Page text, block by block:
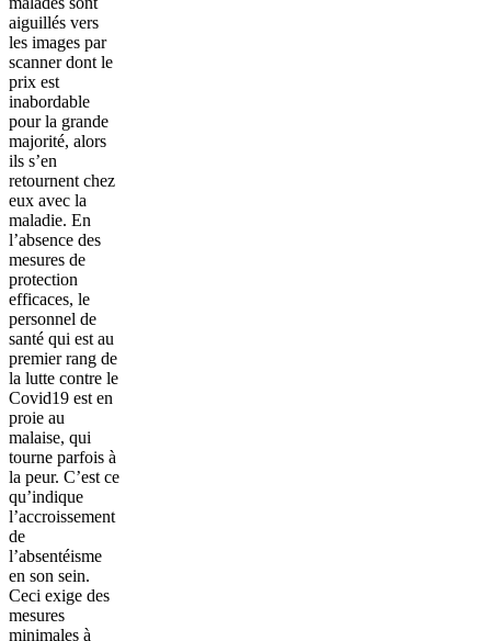
aiguillés vers
les images par
scanner dont le
prix est
inabordable
pour la grande
majorité, alors
ils s’en
retournent chez
eux avec la
maladie. En
l’absence des
mesures de
protection
efficaces, le
personnel de
santé qui est au
premier rang de
la lutte contre le
Covid19 est en
proie au
malaise, qui
tourne parfois à
la peur. C’est ce
qu’indique
l’accroissement
de
l’absentéisme
en son sein.
Ceci exige des
mesures
minimales à